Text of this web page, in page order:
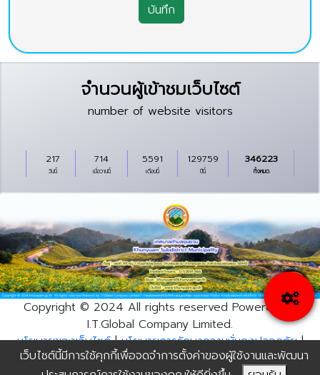
บันทึก
จำนวนผู้เข้าชมเว็บไซต์
number of website visitors
วันนี้
217
เมื่อวานนี้
714
เดือนนี้
5591
ปีนี้
129759
ทั้งหมด
346223
Copyright © 2024 All rights reserved Powered by
I.T.Global Company Limited.
นโยบายของเว็บไซต์|นโยบายการรักษาความมั่นคงปลอดภัย|
นโยบายการคุ้มครองข้อมูลส่วนบุุคคล
เว็บไซต์นี้มีการใช้คุกกี้เพื่อจดจำการตั้งค่าของผู้ใช้งานและพัฒนา